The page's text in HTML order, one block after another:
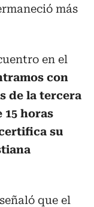
más
en el
con
de la tercera
15 horas
su
que el